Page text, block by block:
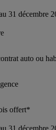
31 décembre
auto ou
offert*
31 décembre